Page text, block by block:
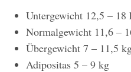
Untergewicht 12,5 – 18
Normalgewicht 11,6 –
Übergewicht 7 – 11,5
Adipositas 5 – 9 kg